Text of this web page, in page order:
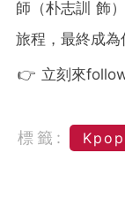
師（朴志訓 飾
旅程，最終成為
👉 立刻來
標籤: